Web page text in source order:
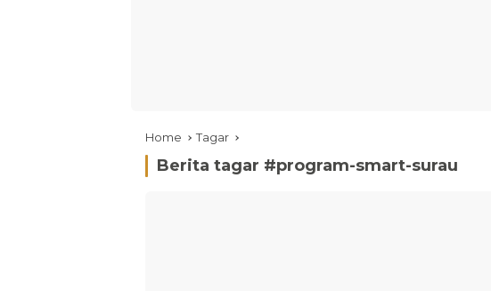
Home Tagar
Berita tagar #program-smart-surau